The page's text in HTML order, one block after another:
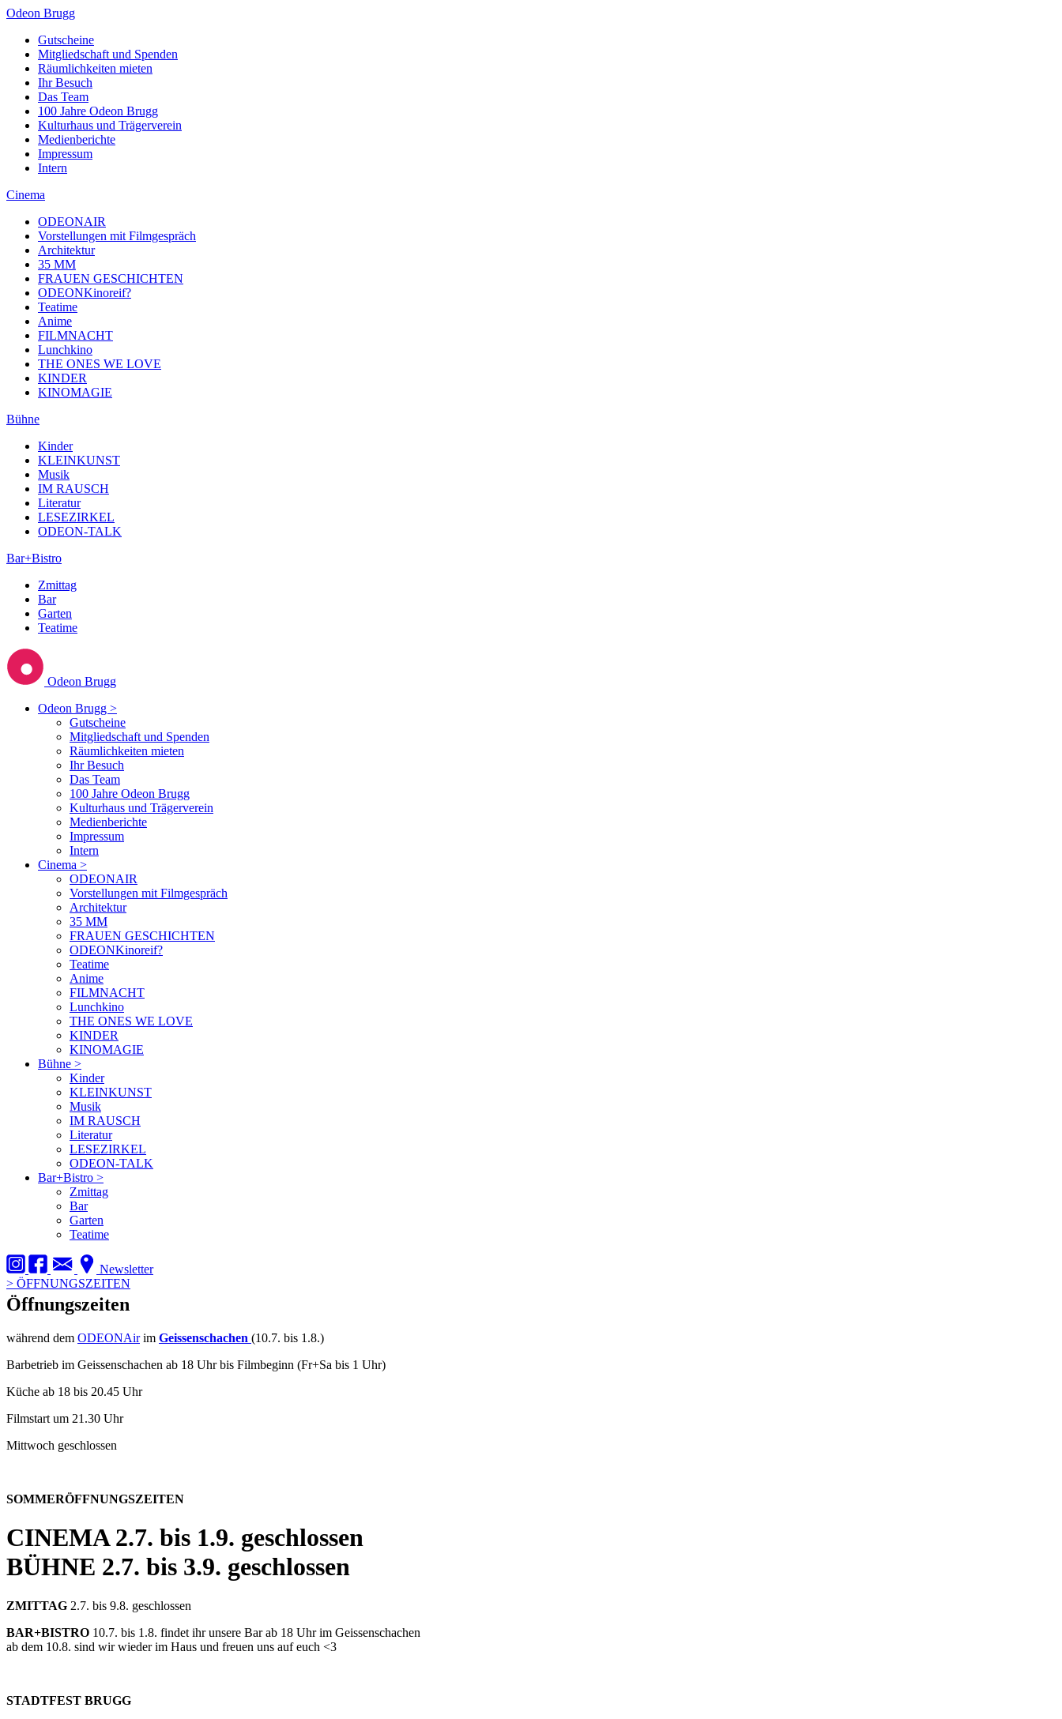
Odeon Brugg
Gutscheine
Mitgliedschaft und Spenden
Räumlichkeiten mieten
Ihr Besuch
Das Team
100 Jahre Odeon Brugg
Kulturhaus und Trägerverein
Medienberichte
Impressum
Intern
Cinema
ODEONAIR
Vorstellungen mit Filmgespräch
Architektur
35 MM
FRAUEN GESCHICHTEN
ODEONKinoreif?
Teatime
Anime
FILMNACHT
Lunchkino
THE ONES WE LOVE
KINDER
KINOMAGIE
Bühne
Kinder
KLEINKUNST
Musik
IM RAUSCH
Literatur
LESEZIRKEL
ODEON-TALK
Bar+Bistro
Zmittag
Bar
Garten
Teatime
Odeon Brugg
Odeon Brugg >
Gutscheine
Mitgliedschaft und Spenden
Räumlichkeiten mieten
Ihr Besuch
Das Team
100 Jahre Odeon Brugg
Kulturhaus und Trägerverein
Medienberichte
Impressum
Intern
Cinema >
ODEONAIR
Vorstellungen mit Filmgespräch
Architektur
35 MM
FRAUEN GESCHICHTEN
ODEONKinoreif?
Teatime
Anime
FILMNACHT
Lunchkino
THE ONES WE LOVE
KINDER
KINOMAGIE
Bühne >
Kinder
KLEINKUNST
Musik
IM RAUSCH
Literatur
LESEZIRKEL
ODEON-TALK
Bar+Bistro >
Zmittag
Bar
Garten
Teatime
Newsletter
> ÖFFNUNGSZEITEN
Öffnungszeiten
während dem ODEONAirim Geissenschachen (10.7. bis 1.8.)
Barbetrieb im Geissenschachen ab 18 Uhr bis Filmbeginn (Fr+Sa bis 1 Uhr)
Küche ab 18 bis 20.45 Uhr
Filmstart um 21.30 Uhr
Mittwoch geschlossen
SOMMERÖFFNUNGSZEITEN
CINEMA2.7. bis 1.9. geschlossen
BÜHNE 2.7. bis 3.9. geschlossen
ZMITTAG 2.7. bis 9.8. geschlossen
BAR+BISTRO 10.7. bis 1.8. findet ihr unsere Bar ab 18 Uhr im Geissenschachen
ab dem 10.8. sind wir wieder im Haus und freuen uns auf euch <3
STADTFEST BRUGG